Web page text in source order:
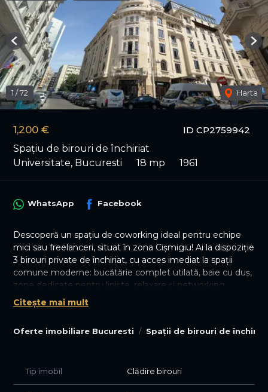
ID CP2759942
1,200 €
Spațiu de birouri de închiriat
Universitate, Bucuresti
18 mp 1961
1 /72 Harta
Previous
Oferte imobiliare Bucuresti Spații de birouri de
WhatsApp Facebook
Descoperă un spațiu de coworking ideal pentru echipe
mici sau freelanceri, situat în zona Cișmigiu! Ai la dispoziție
3 birouri private de închiriat, cu acces imediat la spații
comune moderne: bucătărie complet utilată, baie cu duș,
zone dedicate pentru liniște, relaxare și networking.
Clădirea este de clasă A, oferă vedere panoramică asupra
orașului, internet de mare viteză, sistem de control acces,
metrou și autobuz în apropiere, cafenea, centru comercial
Citește mai mult
Tip imobil Clădire birouri